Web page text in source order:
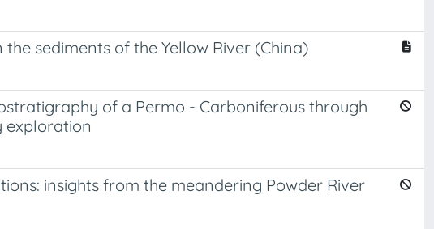
sediments of the Yellow River (China)
of a Permo - Carboniferous through
exploration
insights from the meandering Powder River